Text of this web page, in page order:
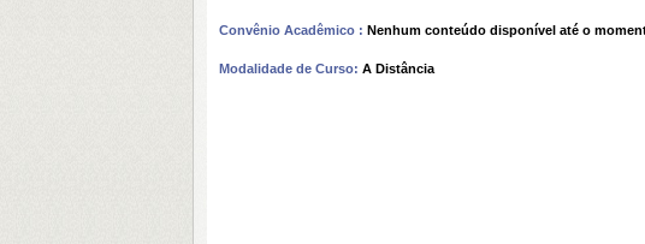
Convênio Acadêmico : Nenhum conteúdo disponível até o
Modalidade de Curso: A Distância